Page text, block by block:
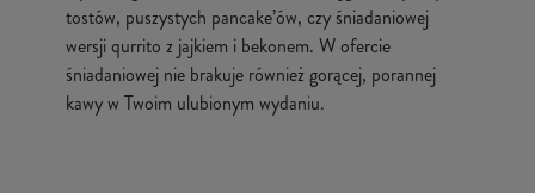
tostów, puszystych pancake’ów, czy śniadaniowej
wersji qurrito z jajkiem i bekonem. W ofercie
śniadaniowej nie brakuje również gorącej, porannej
kawy w Twoim ulubionym wydaniu.